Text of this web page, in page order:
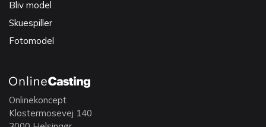
Bliv model
Skuespiller
Fotomodel
Onlinekoncept
Klostermosevej 140